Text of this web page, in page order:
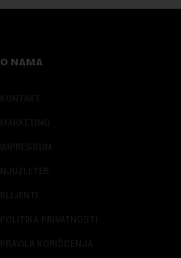
O NAMA
KONTAKT
MARKETING
IMPRESSUM
NJUZLETER
KLIJENTI
POLITIKA PRIVATNOSTI
PRAVILA KORIŠĆENJA